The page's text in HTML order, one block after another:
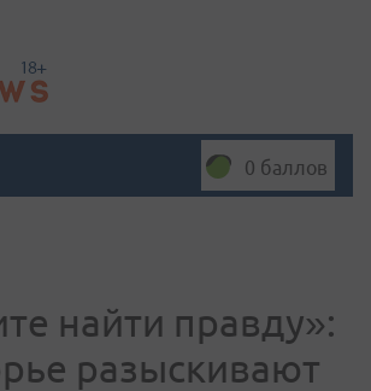
0 баллов
найти правду»:
разыскивают